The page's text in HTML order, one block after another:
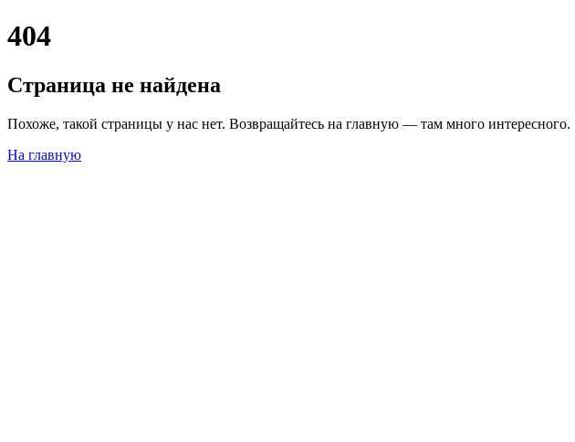
404
Страница не найдена
Похоже, такой страницы у нас нет. Возвращайтесь на главную — там много интересного.
На главную